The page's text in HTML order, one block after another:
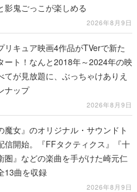
影鬼ごっこが楽しめる
2026年8月9日
リキュア映画4作品がTVerで新た
ート！なんと2018年～2024年の映
てが見放題に、ぶっちゃけありえ
ナップ
2026年8月9日
魔女』のオリジナル・サウンドト
信開始。『FFタクティクス』『十
圏』などの楽曲を手がけた崎元仁
13曲を収録
2026年8月9日